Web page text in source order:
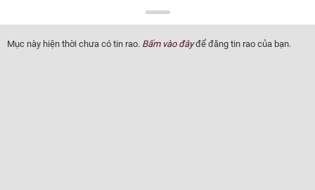
Tất cả
Mục này hiện thời chưa có tin rao. Bấm vào đâyđể đăng tin rao của bạn.